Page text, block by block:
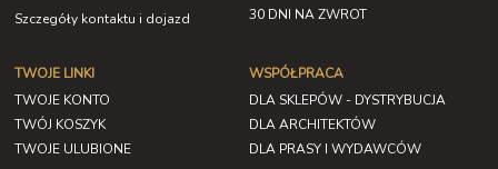
Szczegóły kontaktu i dojazd
30 DNI NA ZWROT
TWOJE LINKI
TWOJE KONTO
TWÓJ KOSZYK
TWOJE ULUBIONE
WSPÓŁPRACA
DLA SKLEPÓW - DYSTRYBUCJA
DLA ARCHITEKTÓW
DLA PRASY I WYDAWCÓW